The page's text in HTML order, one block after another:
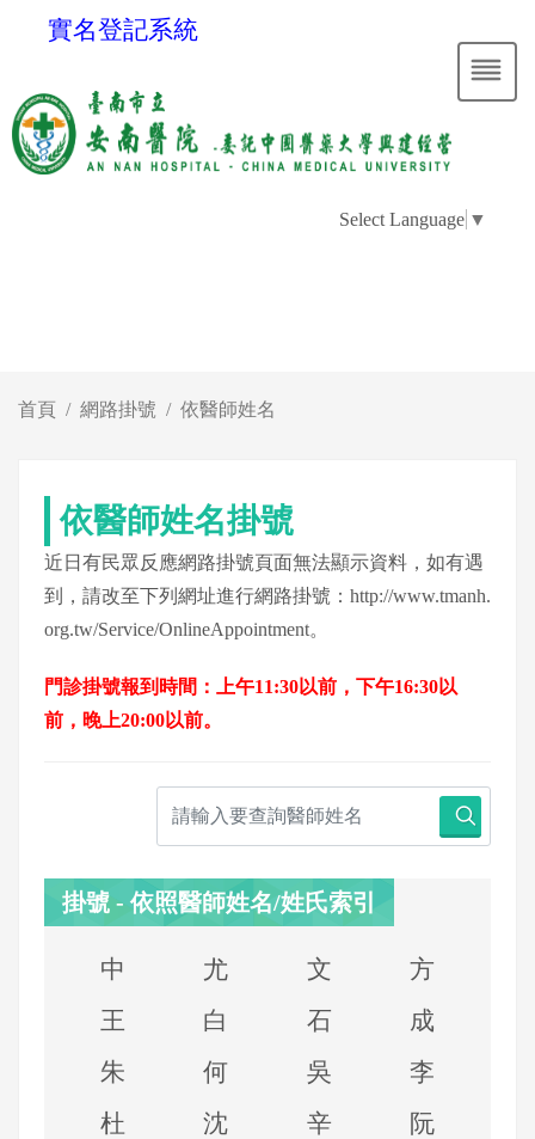
實名登記系統
Select Language ▼
首頁 網路掛號 依醫師姓名
依醫師姓名掛號
近日有民眾反應網路掛號頁面無法顯示資料，如有遇
到，請改至下列網址進行網路掛號： http://www.tmanh.
org.tw/Service/OnlineAppointment。
門診掛號報到時間：上午11:30以前，下午16:30以
前，晚上20:00以前。
掛號 - 依照醫師姓名/姓氏索引
中 尤 文
方
王
白 石
成
朱
何 吳
李
杜
沈 辛
阮